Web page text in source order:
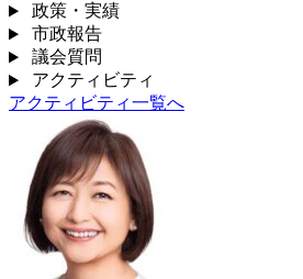
政策・実績
市政報告
議会質問
アクティビティ
アクティビティ一覧へ